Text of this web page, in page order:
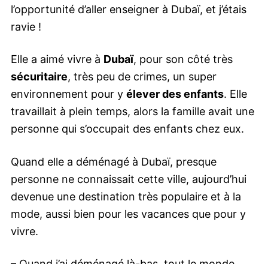
l’opportunité d’aller enseigner à Dubaï, et j’étais
ravie !
Elle a aimé vivre à Dubaï, pour son côté très
sécuritaire, très peu de crimes, un super
environnement pour y élever des enfants. Elle
travaillait à plein temps, alors la famille avait une
personne qui s’occupait des enfants chez eux.
Quand elle a déménagé à Dubaï, presque
personne ne connaissait cette ville, aujourd’hui
devenue une destination très populaire et à la
mode, aussi bien pour les vacances que pour y
vivre.